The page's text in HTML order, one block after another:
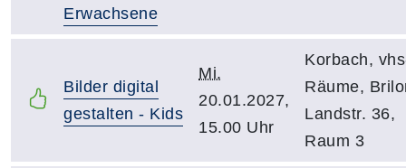
Erwachsene
Bilder digital
gestalten - Kids
Mi.
20.01.2027,
15.00 Uhr
Korbach,
Räume,
Landstr. 36,
Raum 3